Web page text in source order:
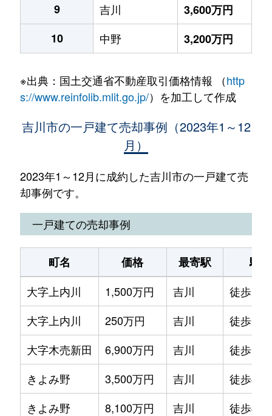
9
吉川
3,600万円
10
中野 3,200万円
※出典：国土交通省不動産取引価格情報 （http
s://www.reinfolib.mlit.go.jp/）を加工して作成
吉川市の一戸建て売却事例（2023年1～12
月）
2023年1～12月に成約した吉川市の一戸建て売
却事例です。
一戸建ての売却事例
町名 価格 最寄駅
駅
大字上内川
1,500万円 吉川
徒歩1時
大字上内川
250万円 吉川
徒歩1時
大字木売新田
6,900万円 吉川
徒歩18
きよみ野
3,500万円 吉川
徒歩45
きよみ野
8,100万円 吉川
徒歩45